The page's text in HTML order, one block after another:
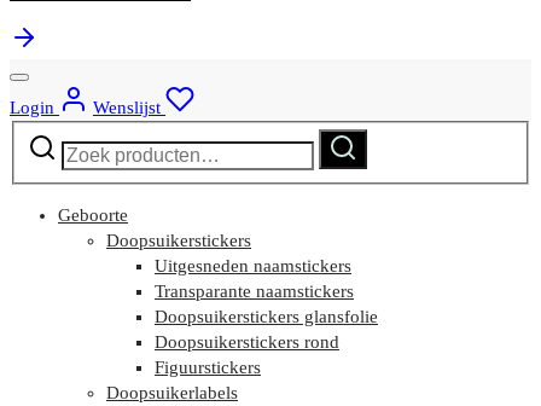
Login
Wenslijst
Zoeken
naar:
Zoeken
Geboorte
Doopsuikerstickers
Uitgesneden naamstickers
Transparante naamstickers
Doopsuikerstickers glansfolie
Doopsuikerstickers rond
Figuurstickers
Doopsuikerlabels